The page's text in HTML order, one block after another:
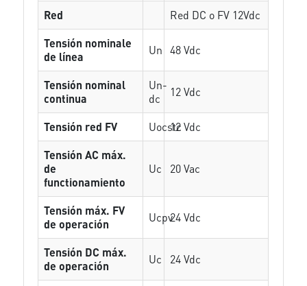
Red
Red DC o FV 12Vdc
Tensión nominale
de línea
Un 48 Vdc
Tensión nominal
continua
Un-
dc
12 Vdc
Tensión red FV Uocstc12 Vdc
Tensión AC máx.
de
functionamiento
Uc 20 Vac
Tensión máx. FV
de operación
Ucpv24 Vdc
Tensión DC máx.
de operación
Uc 24 Vdc